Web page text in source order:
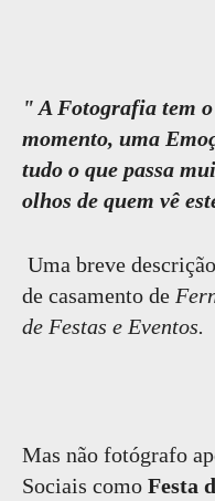
" A Fotografia tem
momento, uma
tudo o que passa
olhos de quem vê
Uma breve
de casamento de
de Festas e Eventos.
Mas não fotógrafo
Sociais como Festa